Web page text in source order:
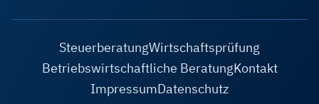
SteuerberatungWirtschaftsprüfung
Betriebswirtschaftliche BeratungKontakt
ImpressumDatenschutz